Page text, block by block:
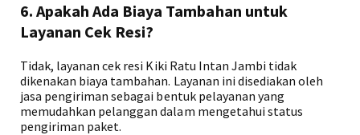
6. Apakah Ada Biaya Tambahan untuk
Layanan Cek Resi?
Tidak, layanan cek resi Kiki Ratu Intan Jambi tidak
dikenakan biaya tambahan. Layanan ini disediakan oleh
jasa pengiriman sebagai bentuk pelayanan yang
memudahkan pelanggan dalam mengetahui status
pengiriman paket.